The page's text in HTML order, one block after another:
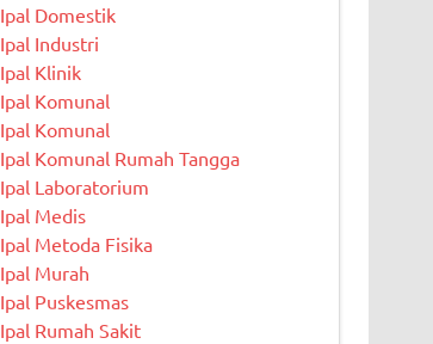
Ipal Domestik
Ipal Industri
Ipal Klinik
Ipal Komunal
Ipal Komunal
Ipal Komunal Rumah Tangga
Ipal Laboratorium
Ipal Medis
Ipal Metoda Fisika
Ipal Murah
Ipal Puskesmas
Ipal Rumah Sakit